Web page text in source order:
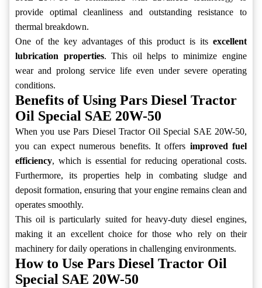
provide optimal cleanliness and outstanding resistance to
thermal breakdown.
One of the key advantages of this product is its excellent
lubrication properties. This oil helps to minimize engine
wear and prolong service life even under severe operating
conditions.
Benefits of Using Pars Diesel Tractor
Oil Special SAE 20W-50
When you use Pars Diesel Tractor Oil Special SAE 20W-50,
you can expect numerous benefits. It offers improved fuel
efficiency, which is essential for reducing operational costs.
Furthermore, its properties help in combating sludge and
deposit formation, ensuring that your engine remains clean and
operates smoothly.
This oil is particularly suited for heavy-duty diesel engines,
making it an excellent choice for those who rely on their
machinery for daily operations in challenging environments.
How to Use Pars Diesel Tractor Oil
Special SAE 20W-50